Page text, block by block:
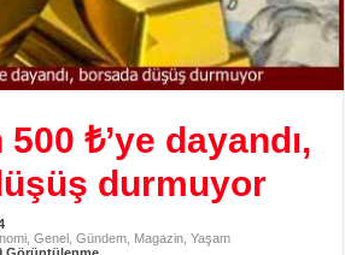
₺’ye dayandı,
durmuyor
,Genel ,Gündem Magazin ,Yaşam